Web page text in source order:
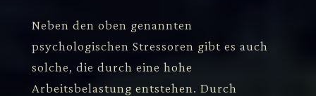
Neben den oben genannten
psychologischen Stressoren gibt es auch
solche, die durch eine hohe
Arbeitsbelastung entstehen. Durch